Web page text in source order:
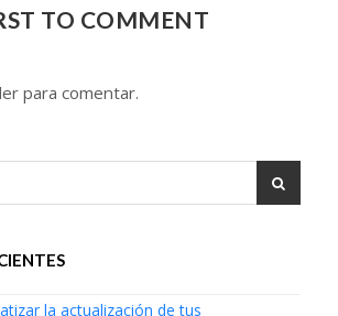
TO COMMENT
para comentar.
la actualización de tus